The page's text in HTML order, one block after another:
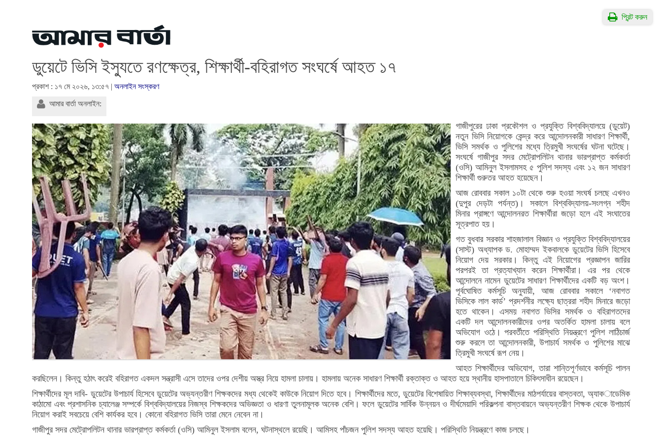
ডুয়েটে ভিসি ইস্যুতে রণক্ষেত্র, শিক্ষার্থী-বহিরাগত সংঘর্ষে আহত ১৭
প্রকাশ : ১৭ মে ২০২৬, ১৩:৫৭ | অনলাইন সংস্করণ
আমার বার্তা অনলাইন:
গাজীপুরের ঢাকা প্রকৌশল ও প্রযুক্তি বিশ্ববিদ্যালয়ে (ডুয়েট)
নতুন ভিসি নিয়োগকে কেন্দ্র করে আন্দোলনকারী সাধারণ শিক্ষার্থী,
ভিসি সমর্থক ও পুলিশের মধ্যে ত্রিমুখী সংঘর্ষের ঘটনা ঘটেছে।
সংঘর্ষে গাজীপুর সদর মেট্রোপলিটন থানার ভারপ্রাপ্ত কর্মকর্তা
(ওসি) আমিনুল ইসলামসহ ৫ পুলিশ সদস্য এবং ১২ জন সাধারণ
শিক্ষার্থী গুরুতর আহত হয়েছেন।
আজ রোববার সকাল ১০টা থেকে শুরু হওয়া সংঘর্ষ চলছে এখনও
(দুপুর দেড়টা পর্যন্ত)। সকালে বিশ্ববিদ্যালয়-সংলগ্ন শহীদ
মিনার প্রাঙ্গণে আন্দোলনরত শিক্ষার্থীরা জড়ো হলে এই সংঘাতের
সূত্রপাত হয়।
গত বুধবার সরকার শাহজালাল বিজ্ঞান ও প্রযুক্তি বিশ্ববিদ্যালয়ের
(সাস্ট) অধ্যাপক ড. মোহাম্মদ ইকবালকে ডুয়েটের ভিসি হিসেবে
নিয়োগ দেয় সরকার। কিন্তু এই নিয়োগের প্রজ্ঞাপন জারির
পরপরই তা প্রত্যাখ্যান করেন শিক্ষার্থীরা। এর পর থেকে
আন্দোলনে নামেন ডুয়েটের সাধারণ শিক্ষার্থীদের একটি বড় অংশ।
পূর্বঘোষিত কর্মসূচি অনুযায়ী, আজ রোববার সকালে ‘নবাগত
ভিসিকে লাল কার্ড’ প্রদর্শনীর লক্ষ্যে ছাত্ররা শহীদ মিনারে জড়ো
হতে থাকেন। এসময় নবাগত ভিসির সমর্থক ও বহিরাগতদের
একটি দল আন্দোলনকারীদের ওপর অতর্কিত হামলা চালায় বলে
অভিযোগ ওঠে। পরবর্তীতে পরিস্থিতি নিয়ন্ত্রণে পুলিশ লাঠিচার্জ
শুরু করলে তা আন্দোলনকারী, উপাচার্য সমর্থক ও পুলিশের মাঝে
ত্রিমুখী সংঘর্ষে রূপ নেয়।
আহত শিক্ষার্থীদের অভিযোগ, তারা শান্তিপূর্ণভাবে কর্মসূচি পালন
করছিলেন। কিন্তু হঠাৎ করেই বহিরাগত একদল সন্ত্রাসী এসে তাদের ওপর দেশীয় অস্ত্র নিয়ে হামলা চালায়। হামলায় অনেক সাধারণ শিক্ষার্থী রক্তাক্ত ও আহত হয়ে স্থানীয় হাসপাতালে চিকিৎসাধীন রয়েছেন।
শিক্ষার্থীদের মূল দাবি- ডুয়েটের উপাচার্য হিসেবে ডুয়েটের অভ্যন্তরীণ শিক্ষকদের মধ্য থেকেই কাউকে নিয়োগ দিতে হবে। শিক্ষার্থীদের মতে, ডুয়েটের বিশেষায়িত শিক্ষাব্যবস্থা, শিক্ষার্থীদের মাঠপর্যায়ের বাস্তবতা, অ্যাকাডেমিক
কাঠামো এবং প্রশাসনিক চ্যালেঞ্জ সম্পর্কে বিশ্ববিদ্যালয়ের নিজস্ব শিক্ষকদের অভিজ্ঞতা ও ধারণা তুলনামূলক অনেক বেশি। ফলে ডুয়েটের সার্বিক উন্নয়ন ও দীর্ঘমেয়াদি পরিকল্পনা বাস্তবায়নে অভ্যন্তরীণ শিক্ষক থেকে উপাচার্য
নিয়োগ করাই সবচেয়ে বেশি কার্যকর হবে। কোনো বহিরাগত ভিসি তারা মেনে নেবেন না।
গাজীপুর সদর মেট্রোপলিটন থানার ভারপ্রাপ্ত কর্মকর্তা (ওসি) আমিনুল ইসলাম বলেন, ঘটনাস্থলে রয়েছি। আমিসহ পাঁচজন পুলিশ সদস্য আহত হয়েছি। পরিস্থিতি নিয়ন্ত্রণে কাজ চলছে।
প্রিন্ট করুন